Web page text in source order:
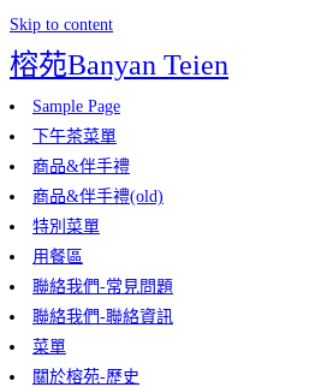
Skip to content
榕苑Banyan Teien
Sample Page
下午茶菜單
商品&伴手禮
商品&伴手禮(old)
特別菜單
用餐區
聯絡我們-常見問題
聯絡我們-聯絡資訊
菜單
關於榕苑-歷史